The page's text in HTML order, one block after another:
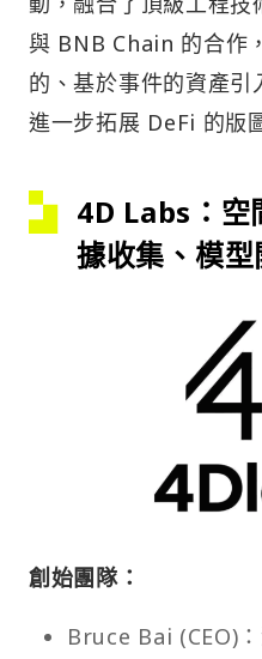
與 BNB Chain 的合作
的、基於事件的資產
進一步拓展 DeFi 的版
4D Labs：空
據收集、模
創始團隊：
Bruce Bai (CEO)